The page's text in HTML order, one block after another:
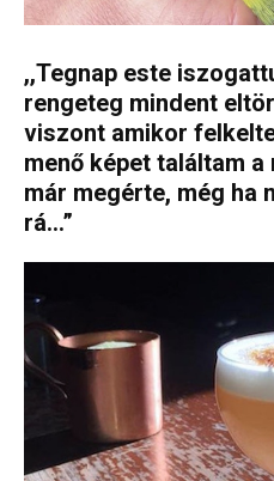
,,Tegnap este
rengeteg mindent
viszont amikor
menő képet találtam
már megérte, még ha
rá…”